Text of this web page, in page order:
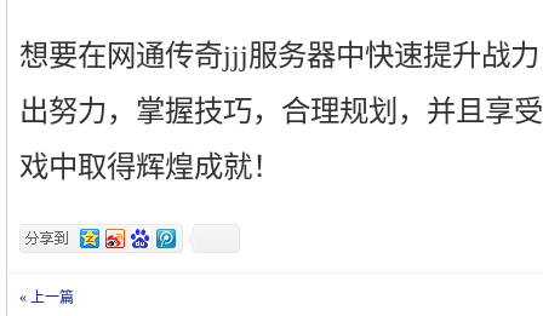
想要在网通传奇jjj服务器中快速提升战
出努力，掌握技巧，合理规划，并且享
戏中取得辉煌成就！
« 上一篇